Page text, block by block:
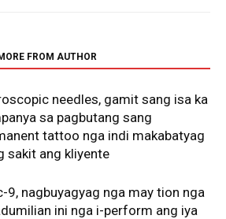
FROM AUTHOR
needles, gamit sang isa ka
sa pagbutang sang
tattoo nga indi makabatyag
sakit ang kliyente
9, nagbuyagyag nga may tion nga
ini nga i-perform ang iya